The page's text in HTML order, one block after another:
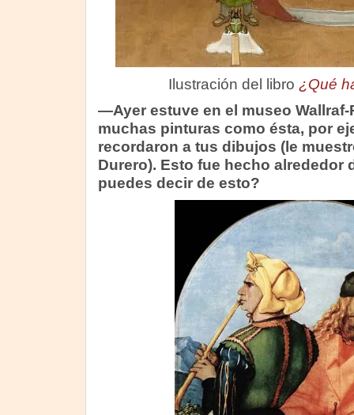
Ilustración del libro ¿Qué
—Ayer estuve en el museo
muchas pinturas como ésta, por
recordaron a tus dibujos (le
Durero). Esto fue hecho alrededor
puedes decir de esto?